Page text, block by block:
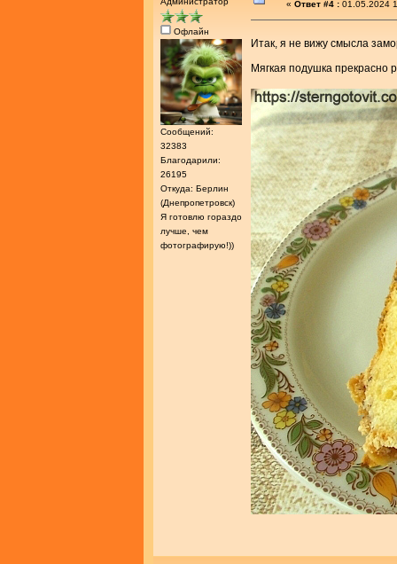
Офлайн
Сообщений:
32383
Благодарили:
26195
Откуда: Берлин
(Днепропетровск)
Я готовлю гораздо
лучше, чем
фотографирую!))
« Ответ #4 : 01.05.2024
Итак, я не вижу смысла
Мягкая подушка прекрасно